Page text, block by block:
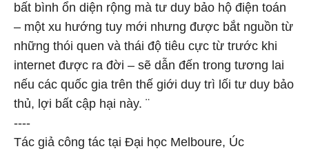
bất bình ổn diện rộng mà tư duy bảo hộ điện toán
– một xu hướng tuy mới nhưng được bắt nguồn từ
những thói quen và thái độ tiêu cực từ trước khi
internet được ra đời – sẽ dẫn đến trong tương lai
nếu các quốc gia trên thế giới duy trì lối tư duy bảo
thủ, lợi bất cập hại này. ¨
----
Tác giả công tác tại Đại học Melboure, Úc